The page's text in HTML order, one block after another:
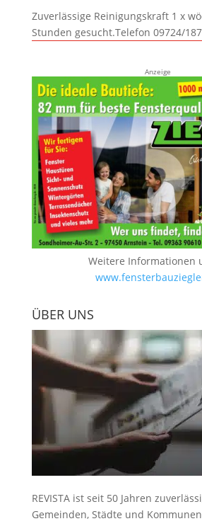
Zuverlässige Reinigungskraft 1 x
Stunden gesucht.Telefon 09724/
Anzeige
Weitere Informationen
ÜBER UNS
REVISTA ist seit 50 Jahren
Gemeinden, Städte und